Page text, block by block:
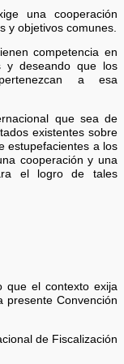
una cooperación
y objetivos comunes.
competencia en
y deseando que los
a esa
que sea de
existentes sobre
estupefacientes a los
cooperación y una
el logro de tales
que el contexto exija
presente Convención
de Fiscalización